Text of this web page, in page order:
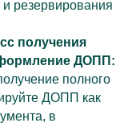
резервирования
получения
ДОПП:
полного
ДОПП как
в